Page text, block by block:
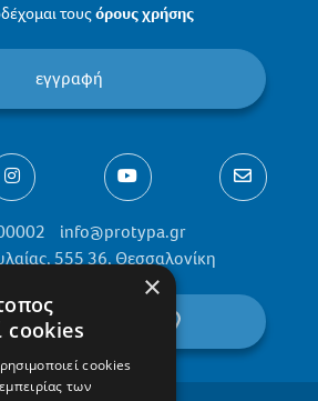
τουςόρους χρήσης
εγγραφή
info@protypa.gr
555 36, Θεσσαλονίκη
μας στον χάρτη
×
cookies
cookies
των